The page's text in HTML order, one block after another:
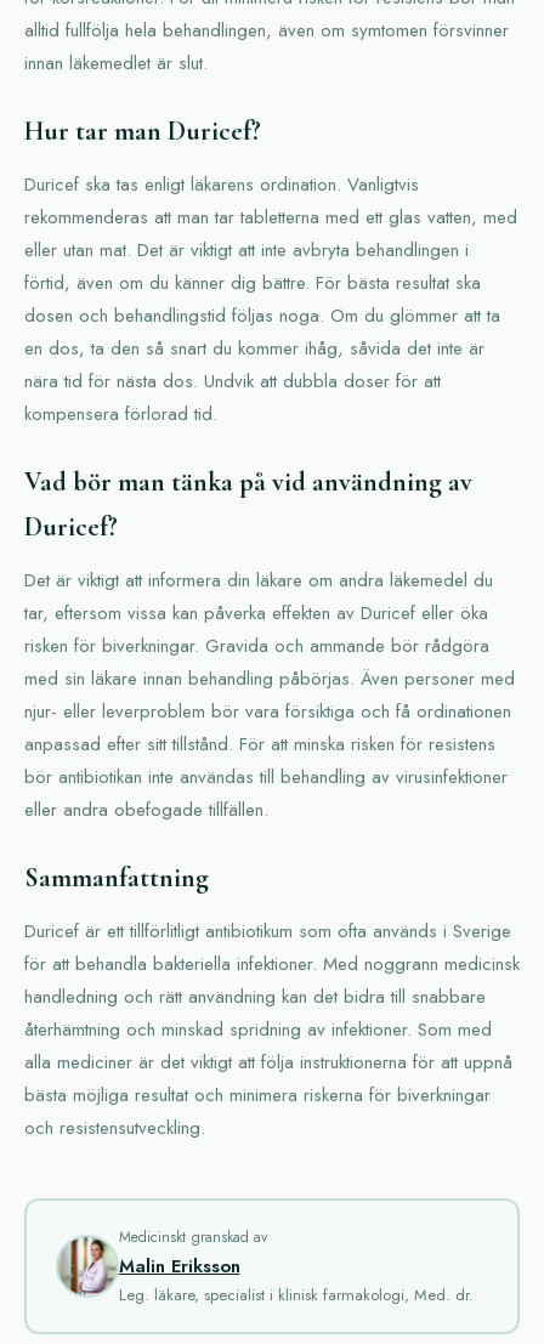
alltid fullfölja hela behandlingen, även om symtomen försvinner
innan läkemedlet är slut.
Hur tar man Duricef?
Duricef ska tas enligt läkarens ordination. Vanligtvis
rekommenderas att man tar tabletterna med ett glas vatten, med
eller utan mat. Det är viktigt att inte avbryta behandlingen i
förtid, även om du känner dig bättre. För bästa resultat ska
dosen och behandlingstid följas noga. Om du glömmer att ta
en dos, ta den så snart du kommer ihåg, såvida det inte är
nära tid för nästa dos. Undvik att dubbla doser för att
kompensera förlorad tid.
Vad bör man tänka på vid användning av
Duricef?
Det är viktigt att informera din läkare om andra läkemedel du
tar, eftersom vissa kan påverka effekten av Duricef eller öka
risken för biverkningar. Gravida och ammande bör rådgöra
med sin läkare innan behandling påbörjas. Även personer med
njur- eller leverproblem bör vara försiktiga och få ordinationen
anpassad efter sitt tillstånd. För att minska risken för resistens
bör antibiotikan inte användas till behandling av virusinfektioner
eller andra obefogade tillfällen.
Sammanfattning
Duricef är ett tillförlitligt antibiotikum som ofta används i Sverige
för att behandla bakteriella infektioner. Med noggrann medicinsk
handledning och rätt användning kan det bidra till snabbare
återhämtning och minskad spridning av infektioner. Som med
alla mediciner är det viktigt att följa instruktionerna för att uppnå
bästa möjliga resultat och minimera riskerna för biverkningar
och resistensutveckling.
Medicinskt granskad av
Malin Eriksson
Leg. läkare, specialist i klinisk farmakologi, Med. dr.